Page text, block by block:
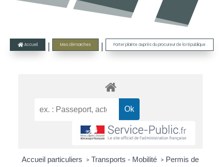
 Accueil | Mes démarches | Porter plainte auprès du procureur de la république
Accueil particuliers > Transports - Mobilité > Permis de